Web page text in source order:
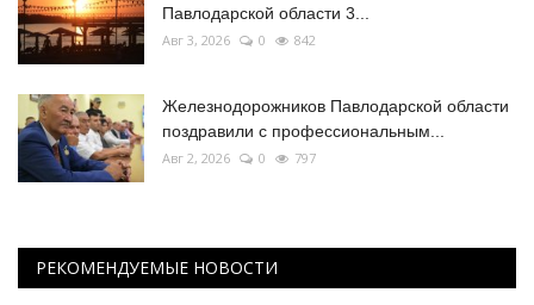
Павлодарской области 3...
Авг 3, 2026 0 842
Железнодорожников Павлодарской области
поздравили с профессиональным...
Авг 2, 2026 0 797
РЕКОМЕНДУЕМЫЕ НОВОСТИ